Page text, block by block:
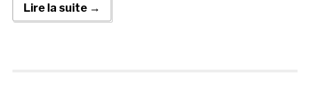
Lire la suite →